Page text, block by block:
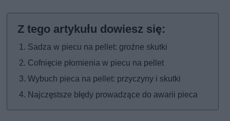
Sadza w piecu na pellet: groźne skutki
Cofnięcie płomienia w piecu na pellet
Wybuch pieca na pellet: przyczyny i skutki
Najczęstsze błędy prowadzące do awarii pieca